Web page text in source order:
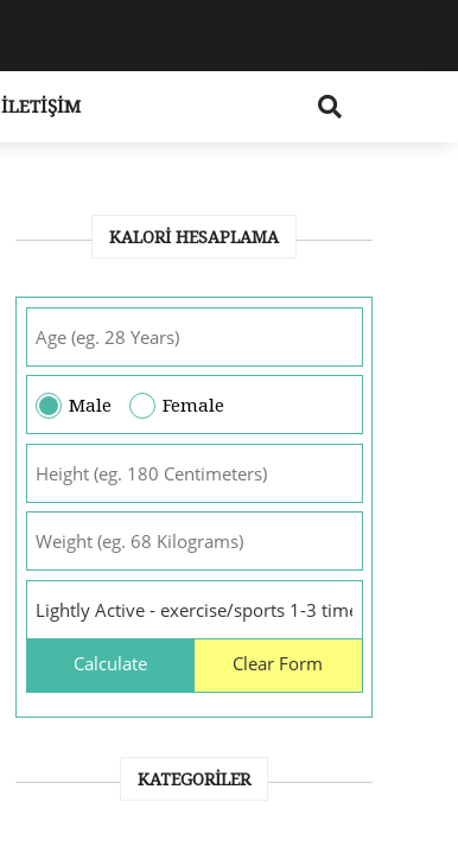
İLETIŞIM
KALORI HESAPLAMA
Male Female
KATEGORILER